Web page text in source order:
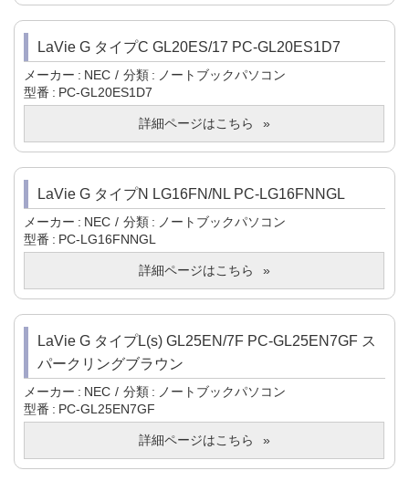
LaVie G タイプC GL20ES/17 PC-GL20ES1D7
メーカー NEC 分類
ノートブックパソコン
型番
PC-GL20ES1D7
詳細ページはこちら
LaVie G タイプN LG16FN/NL PC-LG16FNNGL
メーカー NEC 分類
ノートブックパソコン
型番
PC-LG16FNNGL
詳細ページはこちら
LaVie G タイプL(s) GL25EN/7F PC-GL25EN7GF ス
パークリングブラウン
メーカー NEC 分類
ノートブックパソコン
型番
PC-GL25EN7GF
詳細ページはこちら